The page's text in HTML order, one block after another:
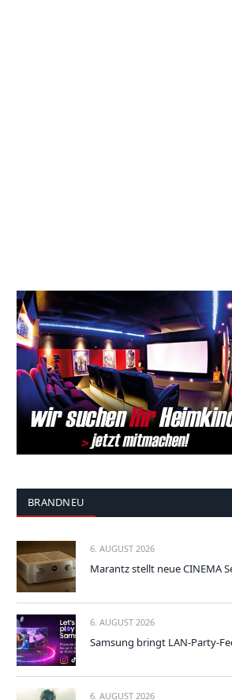
BRANDNEU
6. AUGUST 2026
Marantz stellt neue CINEMA
6. AUGUST 2026
Samsung bringt LAN-Party-
6. AUGUST 2026